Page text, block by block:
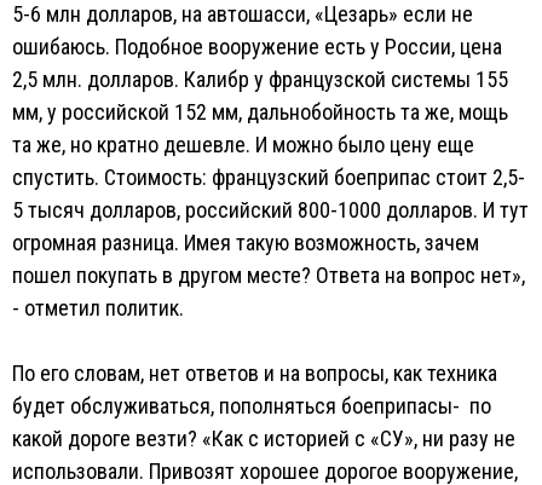
5-6 млн долларов, на автошасси, «Цезарь» если не
ошибаюсь. Подобное вооружение есть у России, цена
2,5 млн. долларов. Калибр у французской системы 155
мм, у российской 152 мм, дальнобойность та же, мощь
та же, но кратно дешевле. И можно было цену еще
спустить. Стоимость: французский боеприпас стоит 2,5-
5 тысяч долларов, российский 800-1000 долларов. И тут
огромная разница. Имея такую возможность, зачем
пошел покупать в другом месте? Ответа на вопрос нет»,
- отметил политик.
По его словам, нет ответов и на вопросы, как техника
будет обслуживаться, пополняться боеприпасы- по
какой дороге везти? «Как с историей с «СУ», ни разу не
использовали. Привозят хорошее дорогое вооружение,